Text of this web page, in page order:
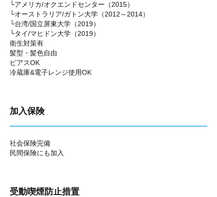
└アメリカ/オクエンドセンター（2015）
└オーストラリア/ガトン大学（2012～2014）
└台湾/国立屏東大学（2019）
└タイ/マヒドン大学（2019）
衛生対策有
髪型・髪色自由
ピアスOK
冷蔵庫&電子レンジ使用OK
加入保険
社会保険完備
民間保険にも加入
受動喫煙防止措置